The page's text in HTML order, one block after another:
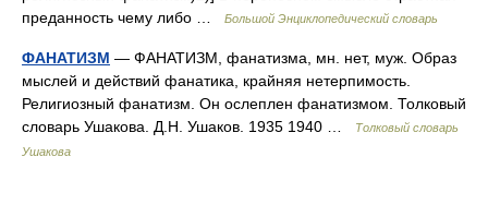
преданность чему либо …
Большой Энциклопедический словарь
ФАНАТИЗМ — ФАНАТИЗМ, фанатизма, мн. нет, муж. Образ
мыслей и действий фанатика, крайняя нетерпимость.
Религиозный фанатизм. Он ослеплен фанатизмом. Толковый
словарь Ушакова. Д.Н. Ушаков. 1935 1940 …
Толковый словарь
Ушакова